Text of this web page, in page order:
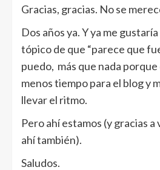
Gracias, gracias. No se
Dos años ya. Y ya me
tópico de que “parece que
puedo, más que nada
menos tiempo para el blog y
llevar el ritmo.
Pero ahí estamos (y gracias
ahí también).
Saludos.